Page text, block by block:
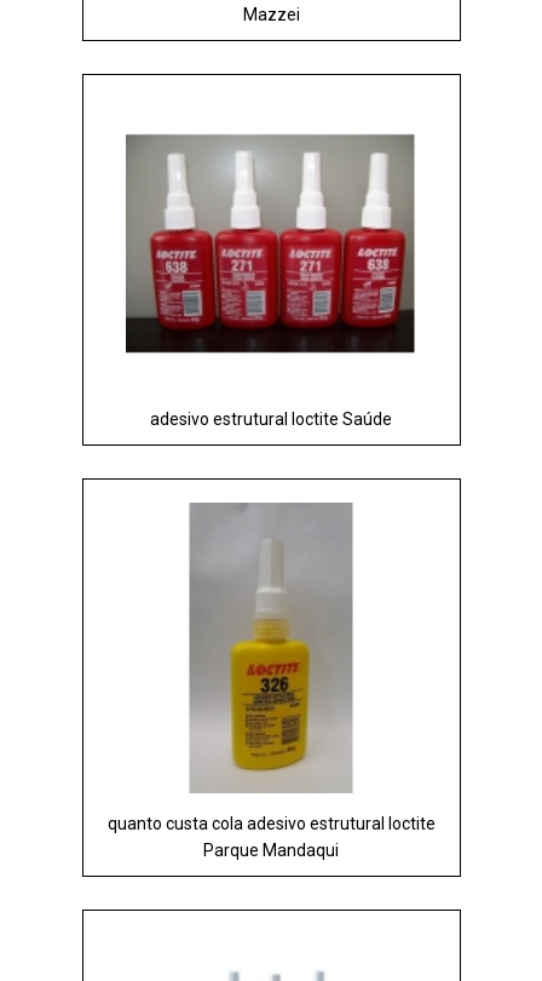
Mazzei
adesivo estrutural loctite Saúde
quanto custa cola adesivo estrutural loctite
Parque Mandaqui